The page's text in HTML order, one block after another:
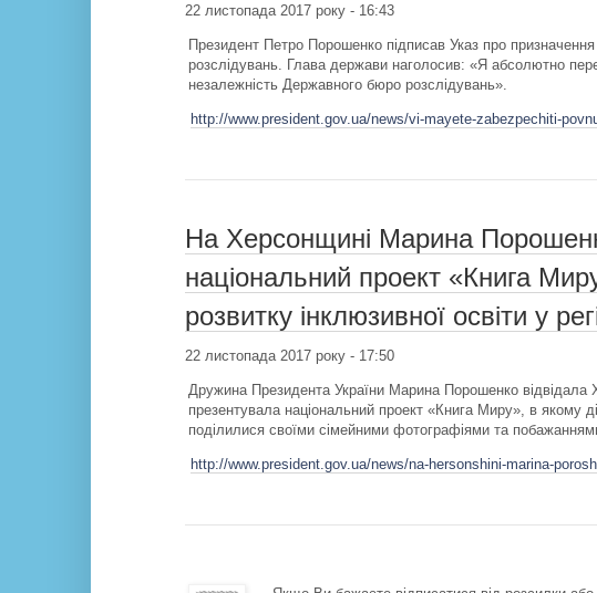
22 листопада 2017 року - 16:43
Президент Петро Порошенко підписав Указ про
розслідувань. Глава держави наголосив: «Я абсолютно
незалежність Державного бюро розслідувань».
http://www.president.gov.ua/news/vi-mayete-zabezpechiti-
На Херсонщині Марина
національний проект «Книга
розвитку інклюзивної освіти у
22 листопада 2017 року - 17:50
Дружина Президента України Марина Порошенко відвідала
презентувала національний проект «Книга Миру», в якому
поділилися своїми сімейними фотографіями та
http://www.president.gov.ua/news/na-hersonshini-marina-